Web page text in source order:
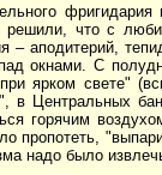
фригидария
решили, что с
– аподитерий,
окнами. С
при ярком свете"
в Центральных
горячим
пропотеть,
надо было